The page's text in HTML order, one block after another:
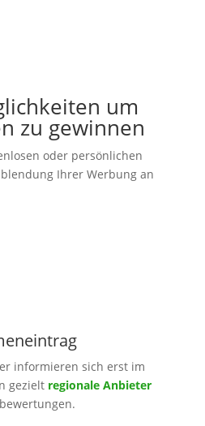
um
zu gewinnen
oder persönlichen
Ihrer Werbung an
informieren sich erst im
gezielt regionale Anbieter